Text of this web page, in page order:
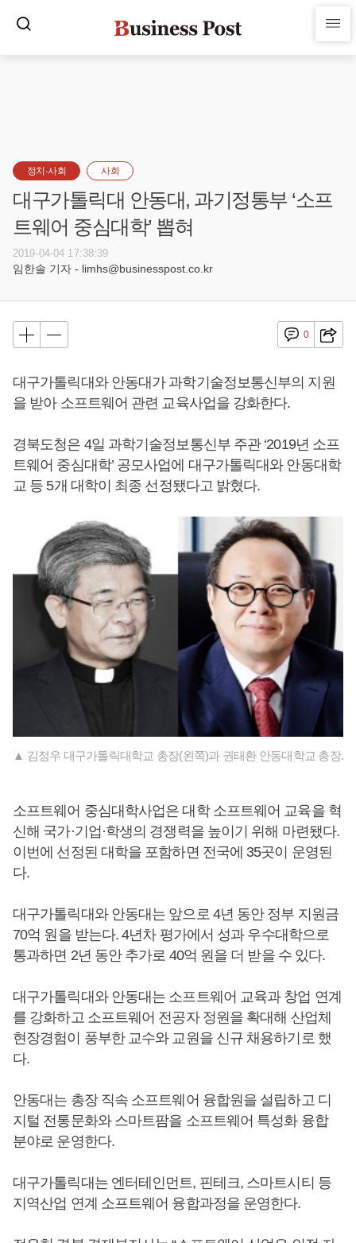
정치·사회 사회
대구가톨릭대 안동대, 과기정통부 ‘소프
트웨어 중심대학’ 뽑혀
2019-04-04 17:38:39
임한솔 기자 - limhs@businesspost.co.kr
0
대구가톨릭대와 안동대가 과학기술정보통신부의 지원
을 받아 소프트웨어 관련 교육사업을 강화한다.
경북도청은 4일 과학기술정보통신부 주관 ‘2019년 소프
트웨어 중심대학’ 공모사업에 대구가톨릭대와 안동대학
교 등 5개 대학이 최종 선정됐다고 밝혔다.
▲ 김정우 대구가톨릭대학교 총장(왼쪽)과 권태환 안동대학교 총장.
소프트웨어 중심대학사업은 대학 소프트웨어 교육을 혁
신해 국가·기업·학생의 경쟁력을 높이기 위해 마련됐다.
이번에 선정된 대학을 포함하면 전국에 35곳이 운영된
다.
대구가톨릭대와 안동대는 앞으로 4년 동안 정부 지원금
70억 원을 받는다. 4년차 평가에서 성과 우수대학으로
통과하면 2년 동안 추가로 40억 원을 더 받을 수 있다.
대구가톨릭대와 안동대는 소프트웨어 교육과 창업 연계
를 강화하고 소프트웨어 전공자 정원을 확대해 산업체
현장경험이 풍부한 교수와 교원을 신규 채용하기로 했
다.
안동대는 총장 직속 소프트웨어 융합원을 설립하고 디
지털 전통문화와 스마트팜을 소프트웨어 특성화 융합
분야로 운영한다.
대구가톨릭대는 엔터테인먼트, 핀테크, 스마트시티 등
지역산업 연계 소프트웨어 융합과정을 운영한다.